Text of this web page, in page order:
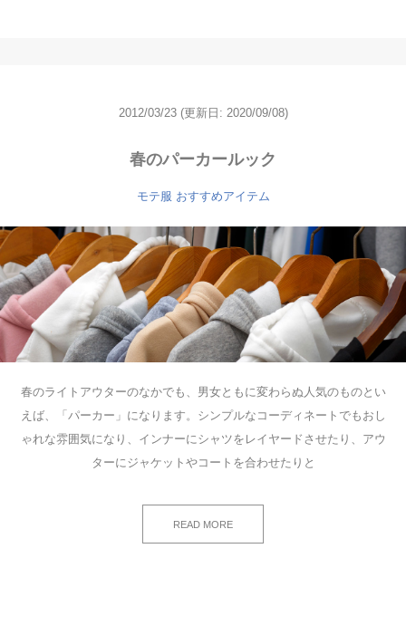
2012/03/23 (更新日: 2020/09/08)
春のパーカールック
モテ服 おすすめアイテム
春のライトアウターのなかでも、男女ともに変わらぬ人気のものとい
えば、「パーカー」になります。シンプルなコーディネートでもおし
ゃれな雰囲気になり、インナーにシャツをレイヤードさせたり、アウ
ターにジャケットやコートを合わせたりと
READ MORE